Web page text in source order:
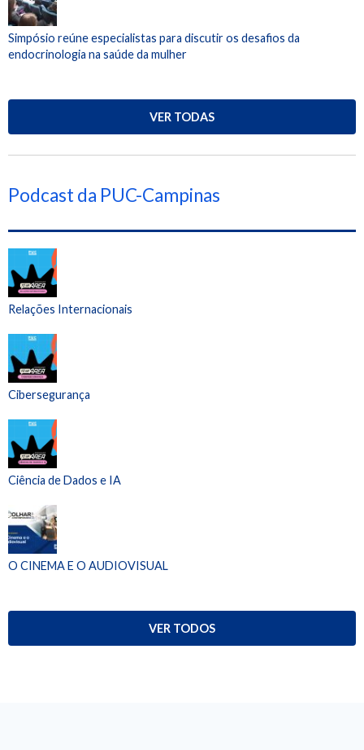
Simpósio reúne especialistas para discutir os desafios da
endocrinologia na saúde da mulher
VER TODAS
Podcast da PUC-Campinas
Relações Internacionais
Cibersegurança
Ciência de Dados e IA
O CINEMA E O AUDIOVISUAL
VER TODOS